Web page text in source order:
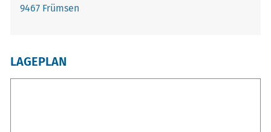
9467 Frümsen
LAGEPLAN